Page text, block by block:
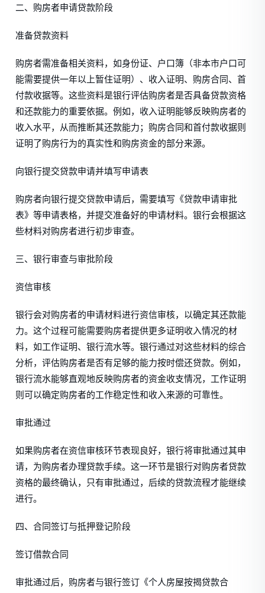
二、购房者申请贷款阶段
准备贷款资料
购房者需准备相关资料，如身份证、户口簿（非本市户口可
能需要提供一年以上暂住证明）、收入证明、购房合同、首
付款收据等。这些资料是银行评估购房者是否具备贷款资格
和还款能力的重要依据。例如，收入证明能够反映购房者的
收入水平，从而推断其还款能力；购房合同和首付款收据则
证明了购房行为的真实性和购房资金的部分来源。
向银行提交贷款申请并填写申请表
购房者向银行提交贷款申请后，需要填写《贷款申请审批
表》等申请表格，并提交准备好的申请材料。银行会根据这
些材料对购房者进行初步审查。
三、银行审查与审批阶段
资信审核
银行会对购房者的申请材料进行资信审核，以确定其还款能
力。这个过程可能需要购房者提供更多证明收入情况的材
料，如工作证明、银行流水等。银行通过对这些材料的综合
分析，评估购房者是否有足够的能力按时偿还贷款。例如，
银行流水能够直观地反映购房者的资金收支情况，工作证明
则可以确定购房者的工作稳定性和收入来源的可靠性。
审批通过
如果购房者在资信审核环节表现良好，银行将审批通过其申
请，为购房者办理贷款手续。这一环节是银行对购房者贷款
资格的最终确认，只有审批通过，后续的贷款流程才能继续
进行。
四、合同签订与抵押登记阶段
签订借款合同
审批通过后，购房者与银行签订《个人房屋按揭贷款合